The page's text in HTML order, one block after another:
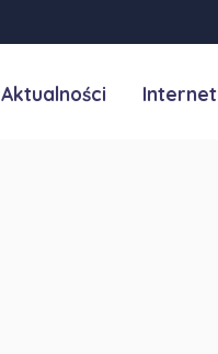
Aktualności Internet